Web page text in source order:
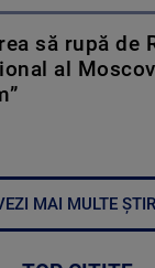
să rupă de
al
MAI MULTE